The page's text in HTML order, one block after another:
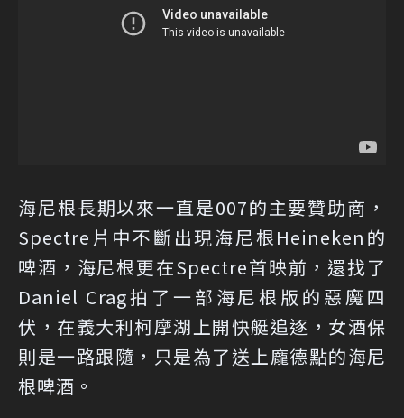
海尼根長期以來一直是007的主要贊助商，
Spectre片中不斷出現海尼根Heineken的
啤酒，海尼根更在Spectre首映前，還找了
Daniel Crag拍了一部海尼根版的惡魔四
伏，在義大利柯摩湖上開快艇追逐，女酒保
則是一路跟隨，只是為了送上龐德點的海尼
根啤酒。